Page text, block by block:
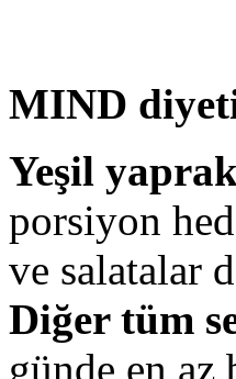
MIND
Yeşil
porsiyon
ve salatalar
Diğer tüm
günde en az